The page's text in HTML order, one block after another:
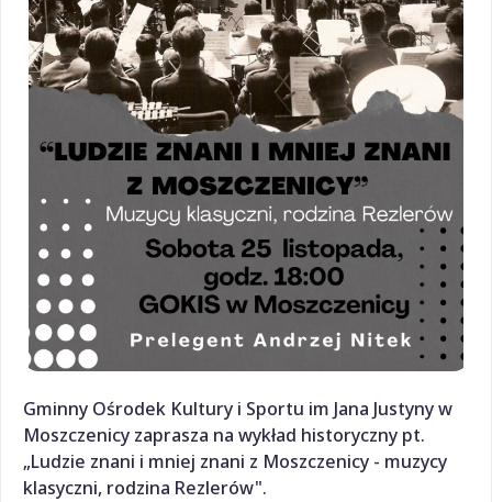
Gminny Ośrodek Kultury i Sportu im Jana Justyny w
Moszczenicy zaprasza na wykład historyczny pt.
„Ludzie znani i mniej znani z Moszczenicy - muzycy
klasyczni, rodzina Rezlerów".